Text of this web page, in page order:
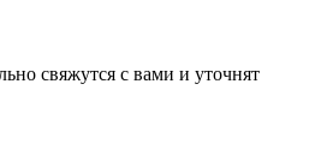
свяжутся с вами и уточнят